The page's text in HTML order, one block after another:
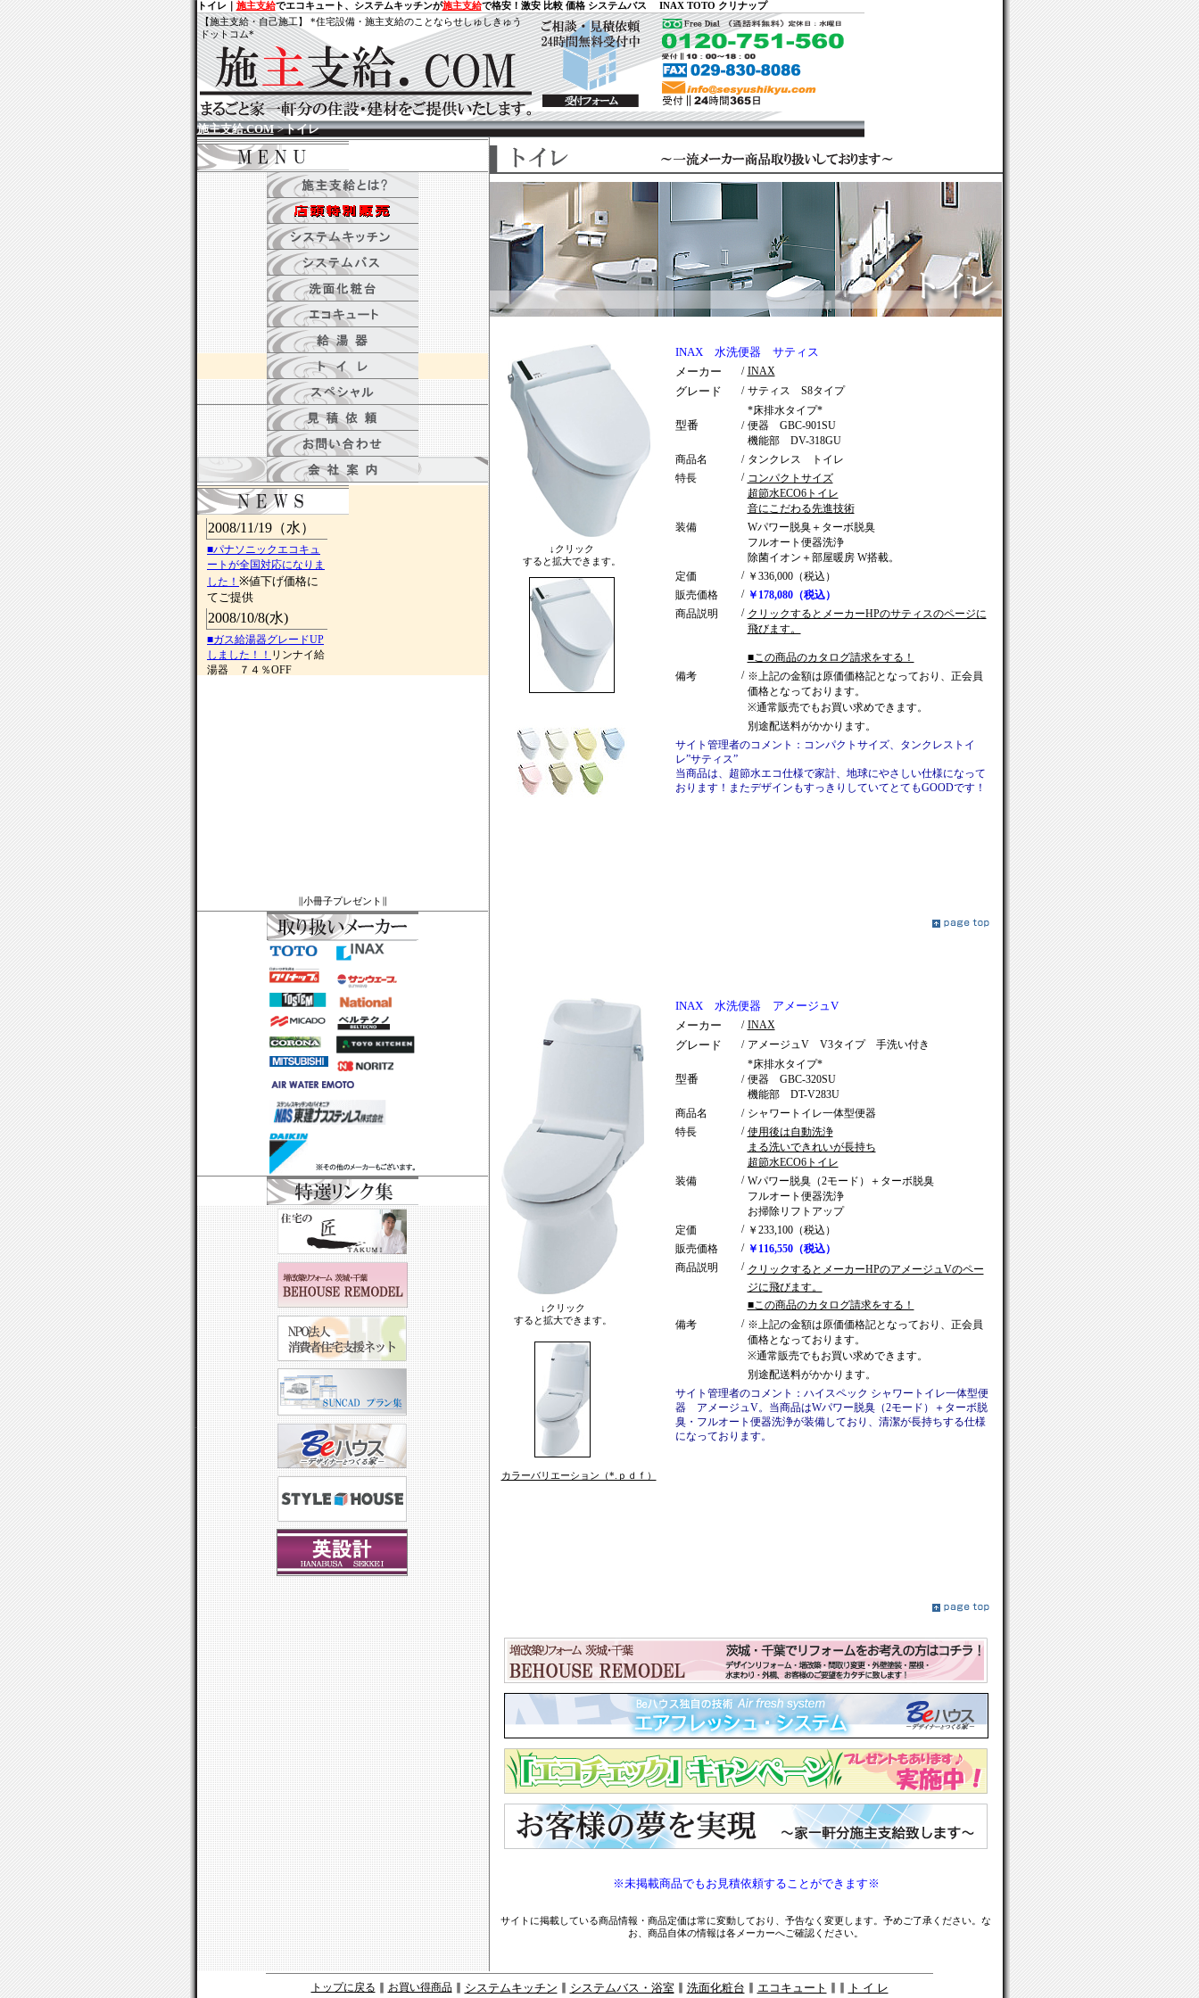
トイレ｜ 施主支給でエコキュート、システムキッチンが施主支給で格安！激安 比較 価格 システムバス INAX TOTO クリナップ
【施主支給・自己施工】
*住宅設備・施主支給のことならせしゅしきゅう
ドットコム*
施主支給.COM>トイレ
∥小冊子プレゼント∥
↓クリック
すると拡大できます。
INAX 水洗便器 サティス
メーカー
/ INAX
グレード / サティス S8タイプ
型番 /
*床排水タイプ*
便器 GBC-901SU
機能部 DV-318GU
商品名
/ タンクレス トイレ
特長
/ コンパクトサイズ
超節水ECO6トイレ
音にこだわる先進技術
装備
Wパワー脱臭＋ターボ脱臭
フルオート便器洗浄
除菌イオン＋部屋暖房 W搭載。
定価
/ ￥336,000（税込）
販売価格
/ ￥178,080（税込）
商品説明
/ クリックするとメーカーHPのサティスのページに
飛びます。
■この商品のカタログ請求をする！
備考
/ ※上記の金額は原価価格記となっており、正会員
価格となっております。
※通常販売でもお買い求めできます。
別途配送料がかかります。
サイト管理者のコメント：コンパクトサイズ、タンクレストイ
レ”サティス”
当商品は、超節水エコ仕様で家計、地球にやさしい仕様になって
おります！またデザインもすっきりしていてとてもGOODです！
↓クリック
すると拡大できます。
カラーバリエーション（*.ｐｄｆ）
INAX 水洗便器 アメージュV
メーカー
/ INAX
グレード / アメージュV V3タイプ手洗い付き
型番 /
*床排水タイプ*
便器 GBC-320SU
機能部 DT-V283U
商品名
/ シャワートイレ一体型便器
特長
/ 使用後は自動洗浄
まる洗いできれいが長持ち
超節水ECO6トイレ
装備
/ Wパワー脱臭（2モード）＋ターボ脱臭
フルオート便器洗浄
お掃除リフトアップ
定価
/ ￥233,100（税込）
販売価格
/ ￥116,550（税込）
商品説明
/ クリックするとメーカーHPのアメージュVのペー
ジに飛びます。
■この商品のカタログ請求をする！
備考
/ ※上記の金額は原価価格記となっており、正会員
価格となっております。
※通常販売でもお買い求めできます。
別途配送料がかかります。
サイト管理者のコメント：ハイスペック シャワートイレ一体型便
器 アメージュV。当商品はWパワー脱臭（2モード）＋ターボ脱
臭・フルオート便器洗浄が装備しており、清潔が長持ちする仕様
になっております。
※未掲載商品でもお見積依頼することができます※
サイトに掲載している商品情報・商品定価は常に変動しており、予告なく変更します。予めご了承ください。な
お、商品自体の情報は各メーカーへご確認ください。
トップに戻る お買い得商品 システムキッチン システムバス・浴室 洗面化粧台 エコキュート ト イ レ